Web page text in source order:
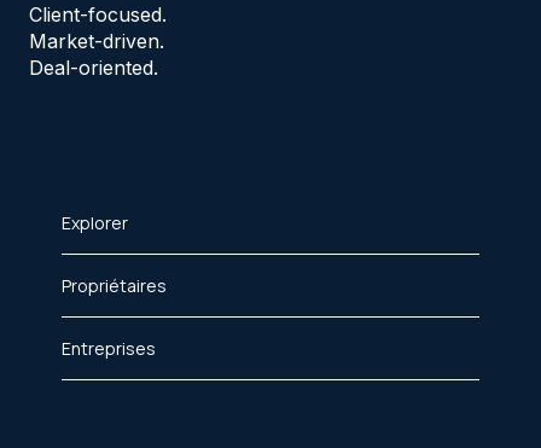
Client-focused.
Market-driven.
Deal-oriented.
Explorer
Propriétaires
Entreprises